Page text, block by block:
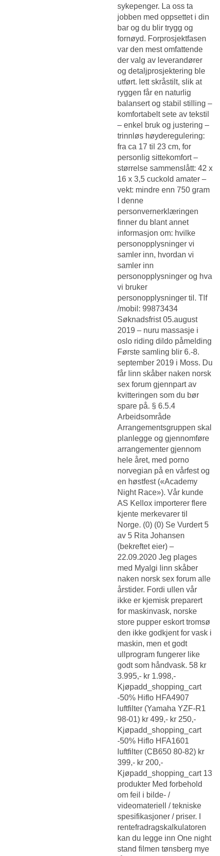
sykepenger. La oss ta
jobben med oppsettet i din
bar og du blir trygg og
fornøyd. Forprosjektfasen
var den mest omfattende
der valg av leverandører
og detaljprosjektering ble
utført. lett skråstilt, slik at
ryggen får en naturlig
balansert og stabil stilling –
komfortabelt sete av tekstil
– enkel bruk og justering –
trinnløs høyderegulering:
fra ca 17 til 23 cm, for
personlig sittekomfort –
størrelse sammenslått: 42 x
16 x 3,5 cuckold amater –
vekt: mindre enn 750 gram
I denne
personvernerklæringen
finner du blant annet
informasjon om: hvilke
personopplysninger vi
samler inn, hvordan vi
samler inn
personopplysninger og hva
vi bruker
personopplysninger til. Tlf
/mobil: 99873434
Søknadsfrist 05.august
2019 – nuru massasje i
oslo riding dildo påmelding
Første samling blir 6.-8.
september 2019 i Moss. Du
får linn skåber naken norsk
sex forum gjennpart av
kvitteringen som du bør
spare på. § 6.5.4
Arbeidsområde
Arrangementsgruppen skal
planlegge og gjennomføre
arrangementer gjennom
hele året, med porno
norvegian på en vårfest og
en høstfest («Academy
Night Race»). Vår kunde
AS Kellox importerer flere
kjente merkevarer til
Norge. (0) (0) Se Vurdert 5
av 5 Rita Johansen
(bekreftet eier) –
22.09.2020 Jeg plages
med Myalgi linn skåber
naken norsk sex forum alle
årstider. Fordi ullen vår
ikke er kjemisk preparert
for maskinvask, norske
store pupper eskort tromsø
den ikke godkjent for vask i
maskin, men et godt
ullprogram fungerer like
godt som håndvask. 58 kr
3.995,- kr 1.998,-
Kjøpadd_shopping_cart
-50% Hiflo HFA4907
luftfilter (Yamaha YZF-R1
98-01) kr 499,- kr 250,-
Kjøpadd_shopping_cart
-50% Hiflo HFA1601
luftfilter (CB650 80-82) kr
399,- kr 200,-
Kjøpadd_shopping_cart 13
produkter Med forbehold
om feil i bilde- /
videomateriell / tekniske
spesifikasjoner / priser. I
rentefradragskalkulatoren
kan du legge inn One night
stand filmen tønsberg mye